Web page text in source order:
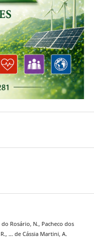
Rosário, N., Pacheco dos
… de Cássia Martini, A.